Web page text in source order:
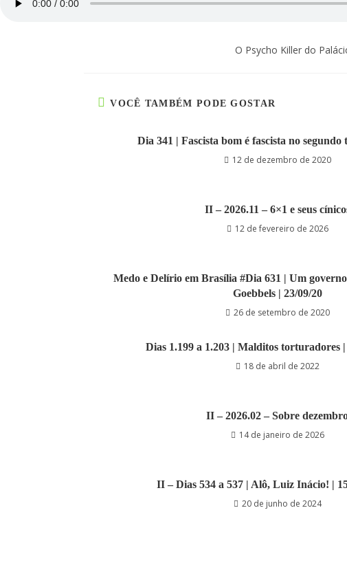
O Psycho Killer do
VOCÊ TAMBÉM PODE GOSTAR
Dia 341 | Fascista bom é fascista no segundo
12 de dezembro de 2020
II – 2026.11 – 6×1 e seus
12 de fevereiro de 2026
Medo e Delírio em Brasília #Dia 631 | Um
Goebbels | 23/09/20
26 de setembro de 2020
Dias 1.199 a 1.203 | Malditos torturadores |
18 de abril de 2022
II – 2026.02 – Sobre
14 de janeiro de 2026
II – Dias 534 a 537 | Alô, Luiz Inácio! |
20 de junho de 2024